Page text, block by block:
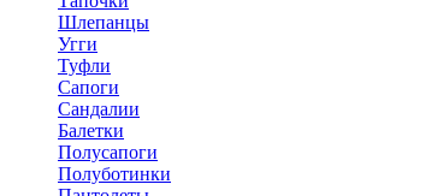
Шлепанцы
Угги
Туфли
Сапоги
Сандалии
Балетки
Полусапоги
Полуботинки